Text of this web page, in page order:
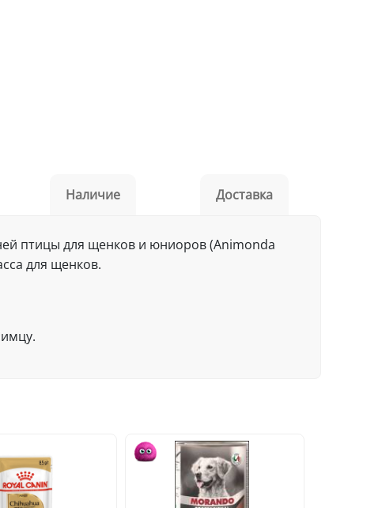
Наличие Доставка
птицы для щенков и юниоров (Animonda
для щенков.